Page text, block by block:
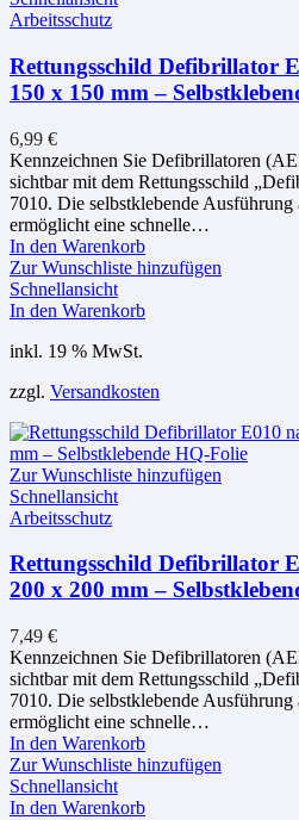
Arbeitsschutz
Rettungsschild Defibrillator
150 x 150 mm –
6,99 €
Kennzeichnen Sie Defibrillatoren
sichtbar mit dem Rettungsschild
7010. Die selbstklebende
ermöglicht eine schnelle…
In den Warenkorb
Zur Wunschliste hinzufügen
Schnellansicht
In den Warenkorb
inkl. 19 % MwSt.
zzgl. Versandkosten
Zur Wunschliste hinzufügen
Schnellansicht
Arbeitsschutz
Rettungsschild Defibrillator
200 x 200 mm –
7,49 €
Kennzeichnen Sie Defibrillatoren
sichtbar mit dem Rettungsschild
7010. Die selbstklebende
ermöglicht eine schnelle…
In den Warenkorb
Zur Wunschliste hinzufügen
Schnellansicht
In den Warenkorb